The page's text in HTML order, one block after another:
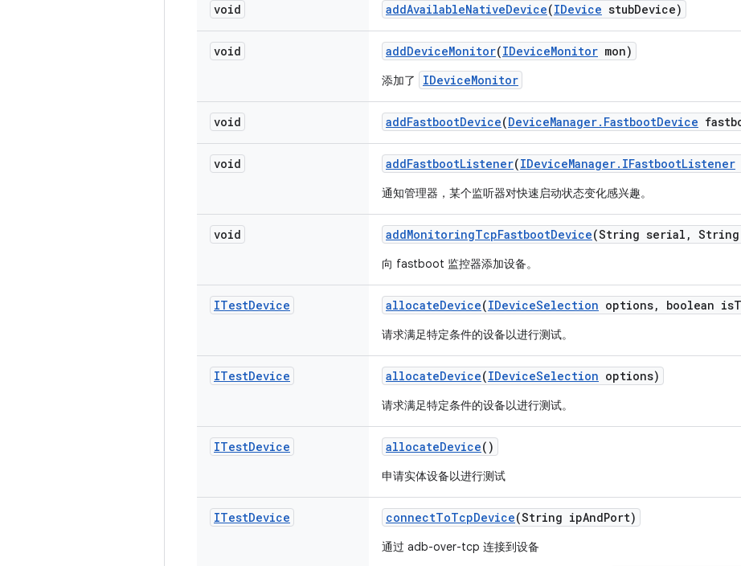
void addAvailableNativeDevice(IDevice stubDevice)
void addDeviceMonitor(IDeviceMonitor mon)
添加了 IDeviceMonitor
void addFastbootDevice(DeviceManager. FastbootDevice
void addFastbootListener(IDeviceManager. IFastbootListener
通知管理器，某个监听器对快速启动状态变化感兴趣。
void addMonitoringTcpFastbootDevice(String serial ,
向 fastboot 监控器添加设备。
ITestDevice allocateDevice(IDeviceSelection options, boolean is
请求满足特定条件的设备以进行测试。
ITestDevice allocateDevice(IDeviceSelection options)
请求满足特定条件的设备以进行测试。
ITestDevice allocateDevice()
申请实体设备以进行测试
ITestDevice connectToTcpDevice(String ipAndPort)
通过 adb-over-tcp 连接到设备